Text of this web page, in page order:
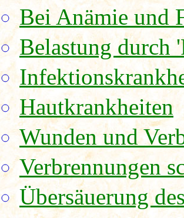
Bei Anämie und
Belastung durch
Hautkrankheiten
Wunden und
Verbrennungen
Übersäuerung